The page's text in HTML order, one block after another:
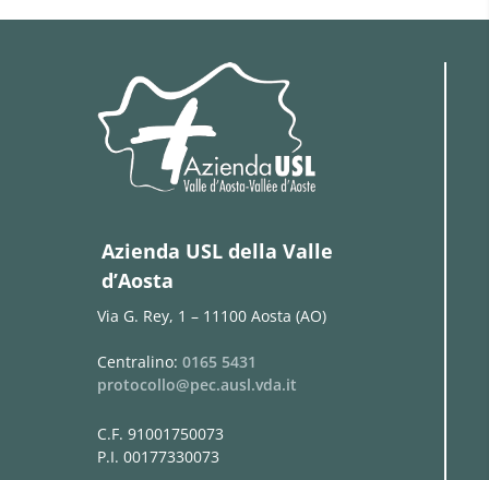
Azienda USL della Valle
d’Aosta
Via G. Rey, 1 – 11100 Aosta (AO)
Centralino: 0165 5431
protocollo@pec.ausl.vda.it
C.F. 91001750073
P.I. 00177330073